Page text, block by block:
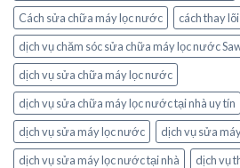
Cách sửa chữa máy lọc nước
cách thay
dịch vụ chăm sóc sửa chữa máy lọc nước
dịch vụ sửa chữa máy lọc nước
dịch vụ sửa chữa máy lọc nước tại nhà uy tín
dịch vụ sửa máy lọc nước
dịch vụ sửa
dịch vụ sửa máy lọc nước tại nhà
dịch vụ